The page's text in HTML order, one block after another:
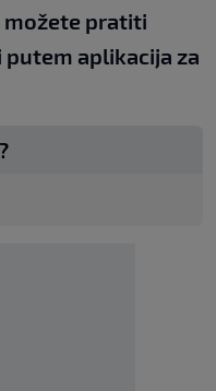
možete pratiti
putem aplikacija za